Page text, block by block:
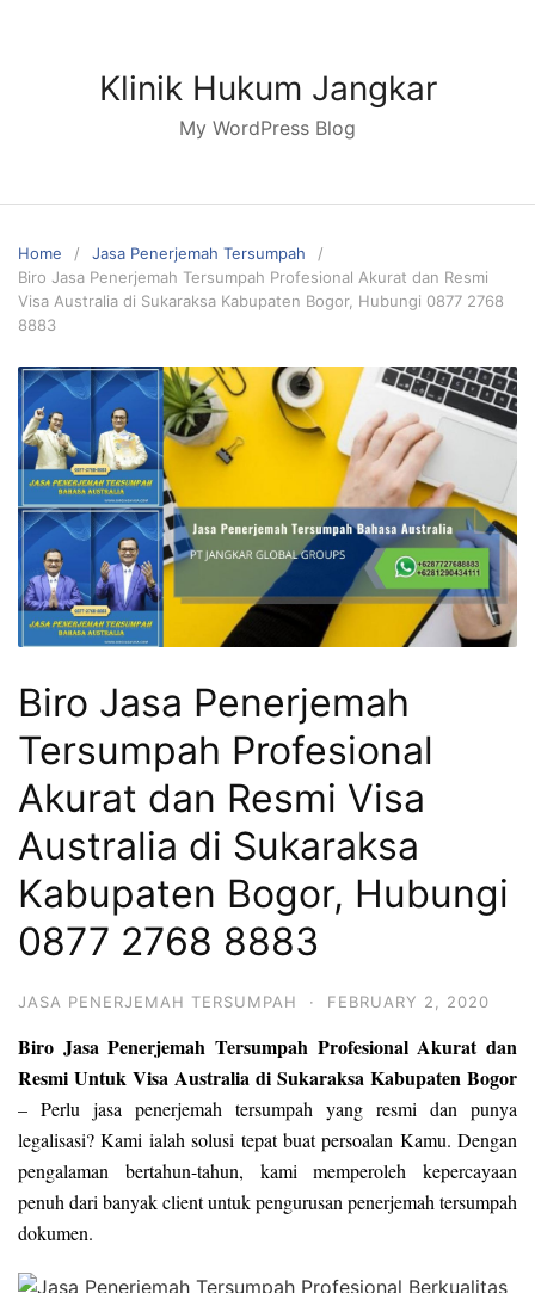
Klinik Hukum Jangkar
My WordPress Blog
Home
Jasa Penerjemah Tersumpah
Biro Jasa Penerjemah Tersumpah Profesional Akurat dan Resmi
Visa Australia di Sukaraksa Kabupaten Bogor, Hubungi 0877 2768
8883
Biro Jasa Penerjemah
Tersumpah Profesional
Akurat dan Resmi Visa
Australia di Sukaraksa
Kabupaten Bogor, Hubungi
0877 2768 8883
JASA PENERJEMAH TERSUMPAH · FEBRUARY 2, 2020
Biro Jasa Penerjemah Tersumpah Profesional Akurat dan
Resmi Untuk Visa Australia di Sukaraksa Kabupaten Bogor
– Perlu jasa penerjemah tersumpah yang resmi dan punya
legalisasi? Kami ialah solusi tepat buat persoalan Kamu. Dengan
pengalaman bertahun-tahun, kami memperoleh kepercayaan
penuh dari banyak client untuk pengurusan penerjemah tersumpah
dokumen.